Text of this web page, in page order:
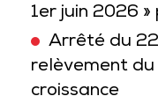
1er juin 2026
Arrêté du
relèvement
croissance